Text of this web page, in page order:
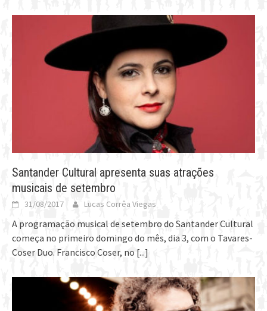
Santander Cultural apresenta suas atrações
musicais de setembro
31/08/2017 Lucas Corrêa Viegas
A programação musical de setembro do Santander Cultural
começa no primeiro domingo do mês, dia 3, com o Tavares-
Coser Duo. Francisco Coser, no [...]